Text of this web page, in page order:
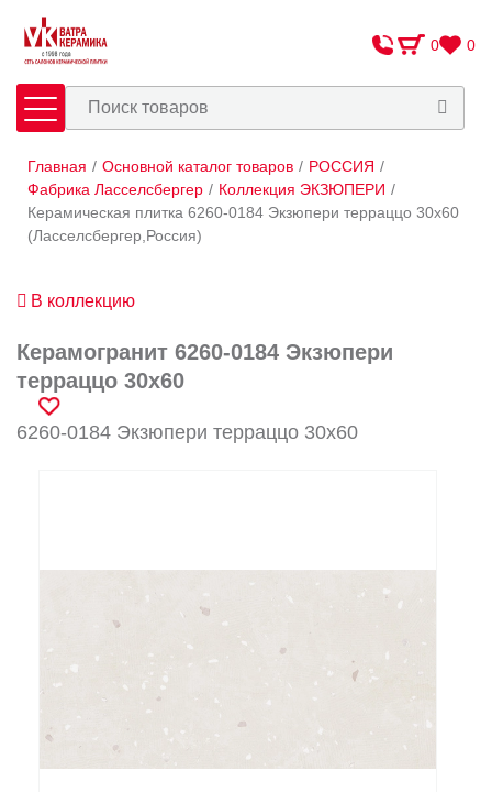
0 0
Плитка Сантехника
Оплата и доставка
Контакты
internet@kdv.ru
Заказать звонок
Главная / Основной каталог товаров / РОССИЯ /
Фабрика Ласселсбергер / Коллекция ЭКЗЮПЕРИ /
Керамическая плитка 6260-0184 Экзюпери терраццо 30х60
(Ласселсбергер,Россия)
В коллекцию
Керамогранит 6260-0184 Экзюпери
терраццо 30х60
6260-0184 Экзюпери терраццо 30х60